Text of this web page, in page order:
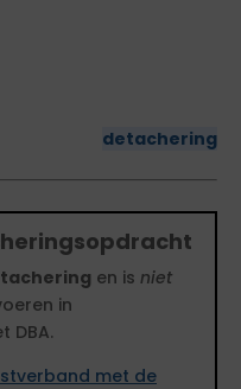
detachering
en is niet
in
DBA.
met de